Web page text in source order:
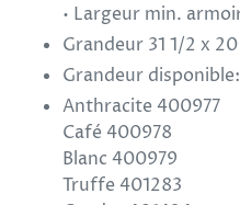
• Largeur min.
Grandeur 31 1/2 x
Grandeur disponible:
Anthracite 400977
Café 400978
Blanc 400979
Truffe 401283